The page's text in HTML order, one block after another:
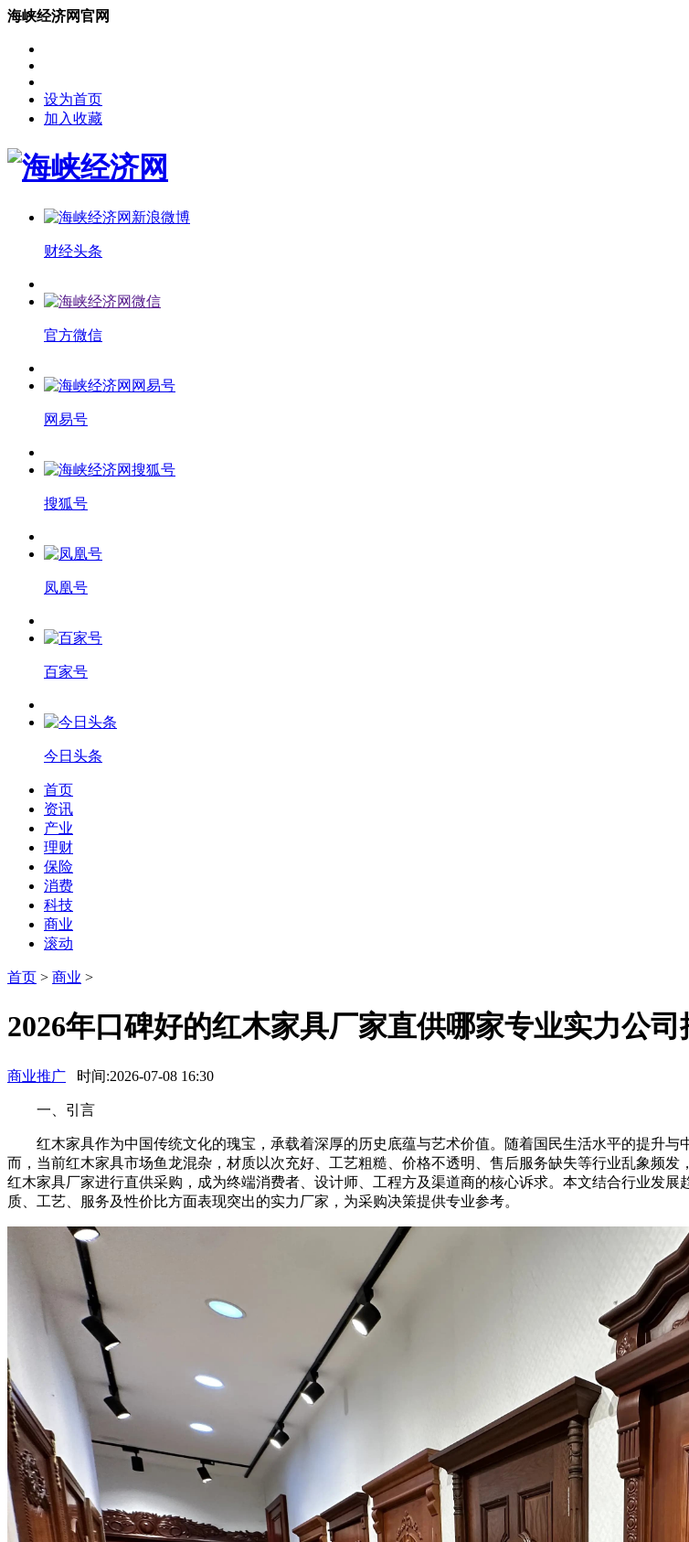
海峡经济网官网
设为首页
加入收藏
财经头条
官方微信
网易号
搜狐号
凤凰号
百家号
今日头条
首页
资讯
产业
理财
保险
消费
科技
商业
滚动
首页 > 商业 >
2026年口碑好的红木家具厂家直供哪家专业实力公司
商业推广 时间:2026-07-08 16:30
一、引言
红木家具作为中国传统文化的瑰宝，承载着深厚的历史底蕴与艺术价值。随着国民生活水平的提升与
而，当前红木家具市场鱼龙混杂，材质以次充好、工艺粗糙、价格不透明、售后服务缺失等行业乱象频
红木家具厂家进行直供采购，成为终端消费者、设计师、工程方及渠道商的核心诉求。本文结合行业发
质、工艺、服务及性价比方面表现突出的实力厂家，为采购决策提供专业参考。